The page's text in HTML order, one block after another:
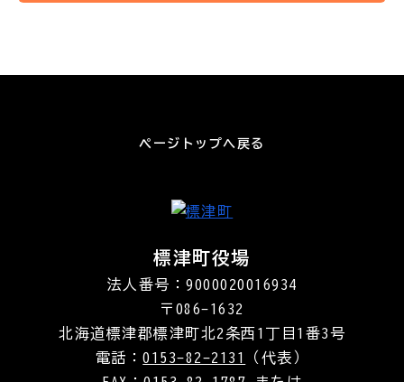
ページトップへ戻る
標津町役場
法人番号：9000020016934
〒086-1632
北海道標津郡標津町北2条西1丁目1番3号
電話：0153-82-2131
（代表）